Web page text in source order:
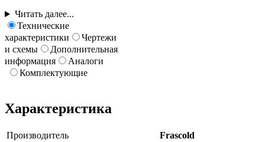
Читать далее...
Технические
характеристики
Чертежи
и схемы
Дополнительная
информация
Аналоги
Комплектующие
Характеристика
Производитель
Frascold